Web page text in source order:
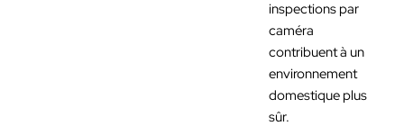
inspections par
caméra
contribuent à un
environnement
domestique plus
sûr.